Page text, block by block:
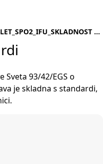
S
Sveta 93/42/EGS o
je skladna s standardi,